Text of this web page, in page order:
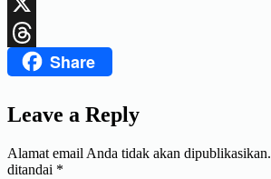
X
ThreadsShare
Leave a Reply
Alamat email Anda tidak akan dipublikasikan.
ditandai *